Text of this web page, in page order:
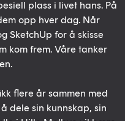
plass i livet hans. På
opp hver dag. Når
SketchUp for å skisse
kom frem. Våre tanker
flere år sammen med
dele sin kunnskap, sin